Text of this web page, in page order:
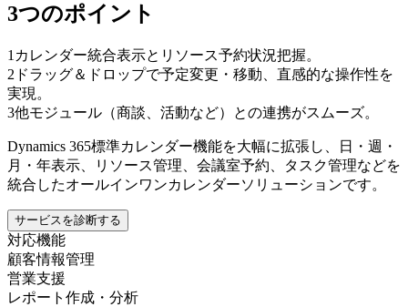
3つのポイント
1 カレンダー統合表示とリソース予約状況把握。
2 ドラッグ＆ドロップで予定変更・移動、直感的な操作性を
実現。
3他モジュール（商談、活動など）との連携がスムーズ。
Dynamics 365標準カレンダー機能を大幅に拡張し、日・週・
月・年表示、リソース管理、会議室予約、タスク管理などを
統合したオールインワンカレンダーソリューションです。
サービスを診断する
対応機能
顧客情報管理
営業支援
レポート作成・分析